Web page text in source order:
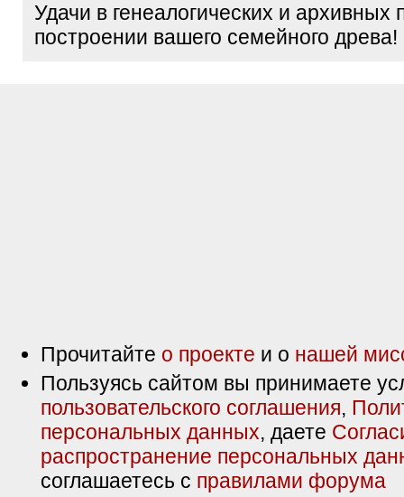
Удачи в генеалогических и архивных
построении вашего семейного древа!
Прочитайте о проекте и о нашей
Пользуясь сайтом вы принимаете
пользовательского соглашения,
персональных данных, даете
распространение персональных
соглашаетесь с правилами форума